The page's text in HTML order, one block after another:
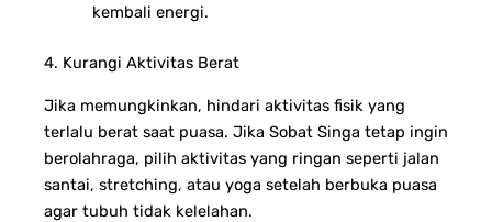
kembali energi.
4. Kurangi Aktivitas Berat
Jika memungkinkan, hindari aktivitas fisik yang
terlalu berat saat puasa. Jika Sobat Singa tetap ingin
berolahraga, pilih aktivitas yang ringan seperti jalan
santai, stretching, atau yoga setelah berbuka puasa
agar tubuh tidak kelelahan.